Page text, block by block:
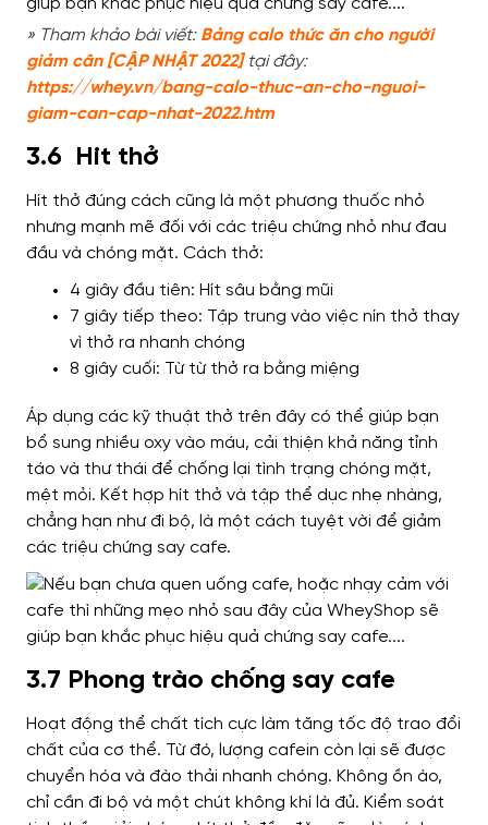
» Tham khảo bài viết: Bảng calo thức ăn cho người
giảm cân [CẬP NHẬT 2022]tại đây:
https://whey.vn/bang-calo-thuc-an-cho-nguoi-
giam-can-cap-nhat-2022.htm
3.6 Hit thở
Hít thở đúng cách cũng là một phương thuốc nhỏ
nhưng mạnh mẽ đối với các triệu chứng nhỏ như đau
đầu và chóng mặt. Cách thở:
4 giây đầu tiên: Hít sâu bằng mũi
7 giây tiếp theo: Tập trung vào việc nín thở thay
vì thở ra nhanh chóng
8 giây cuối: Từ từ thở ra bằng miệng
Áp dụng các kỹ thuật thở trên đây có thể giúp bạn
bổ sung nhiều oxy vào máu, cải thiện khả năng tỉnh
táo và thư thái để chống lại tình trạng chóng mặt,
mệt mỏi. Kết hợp hít thở và tập thể dục nhẹ nhàng,
chẳng hạn như đi bộ, là một cách tuyệt vời để giảm
các triệu chứng say cafe.
3.7 Phong trào chống say cafe
Hoạt động thể chất tích cực làm tăng tốc độ trao đổi
chất của cơ thể. Từ đó, lượng cafein còn lại sẽ được
chuyển hóa và đào thải nhanh chóng. Không ồn ào,
chỉ cần đi bộ và một chút không khí là đủ. Kiểm soát